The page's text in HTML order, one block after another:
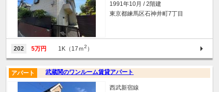
1991年10月 / 2階建
東京都練馬区石神井町7丁目
202 5万円 1K（17ｍ2 ）
武蔵関のワンルーム賃貸アパート
アパート
西武新宿線